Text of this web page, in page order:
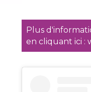
Plus
en cliquant ici :